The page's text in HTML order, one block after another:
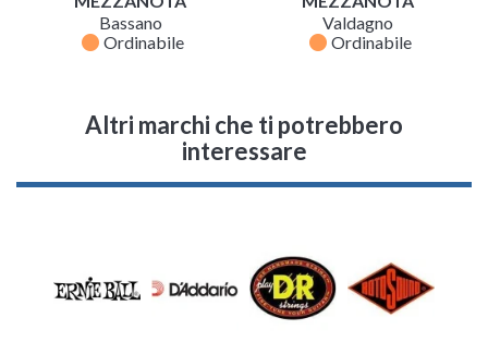
Bassano
fiber_manual_record Ordinabile
Valdagno
fiber_manual_record Ordinabile
Altri marchi che ti potrebbero
interessare